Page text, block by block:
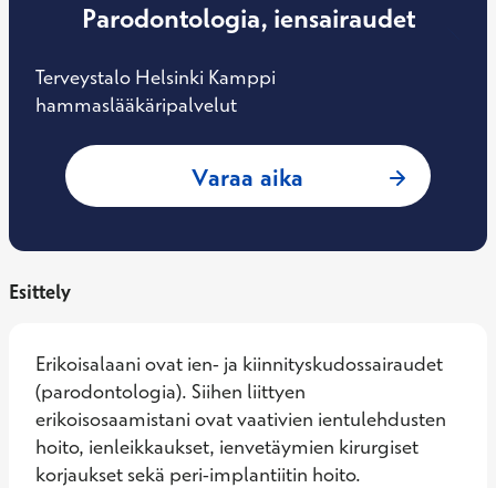
Parodontologia, iensairaudet
Terveystalo Helsinki Kamppi
hammaslääkäripalvelut
Varaa aika : Anneli Lehto,
Esittely
Erikoisalaani ovat ien- ja kiinnityskudossairaudet
(parodontologia). Siihen liittyen
erikoisosaamistani ovat vaativien ientulehdusten
hoito, ienleikkaukset, ienvetäymien kirurgiset
korjaukset sekä peri-implantiitin hoito.